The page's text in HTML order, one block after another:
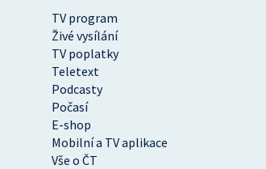
TV program
Živé vysílání
TV poplatky
Teletext
Podcasty
Počasí
E-shop
Mobilní a TV aplikace
Vše o ČT